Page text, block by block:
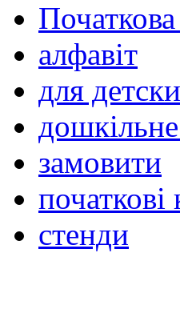
алфавіт
для
замовити
початкові
стенди